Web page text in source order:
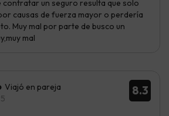
contratar un seguro resulta que solo
causas de fuerza mayor o perdería
Muy mal por parte de busco un
mal
8.3
Viajó en pareja